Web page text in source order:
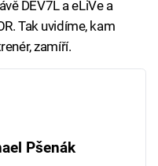
DEV7L a eLiVe a
Tak uvidíme, kam
zamíří.
Pšenák